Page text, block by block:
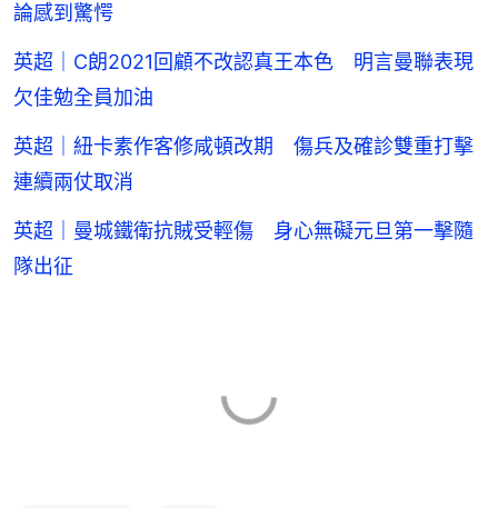
論感到驚愕
英超｜C朗2021回顧不改認真王本色 明言曼聯表現
欠佳勉全員加油
英超｜紐卡素作客修咸頓改期 傷兵及確診雙重打擊
連續兩仗取消
英超｜曼城鐵衛抗賊受輕傷 身心無礙元旦第一擊隨
隊出征